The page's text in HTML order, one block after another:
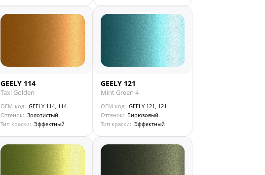
GEELY 114
Taxi Golden
OEM-код: GEELY 114, 114
Оттенок: Золотистый
Тип краски: Эффектный
GEELY 121
Mint Green 4
OEM-код: GEELY 121, 121
Оттенок: Бирюзовый
Тип краски: Эффектный